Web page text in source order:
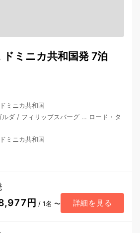
ドミニカ共和国発 7泊
ミニカ共和国
ルダ / フィリップスバーグ … ロード・タ
ミニカ共和国
円 / 1名 〜 詳細を見る